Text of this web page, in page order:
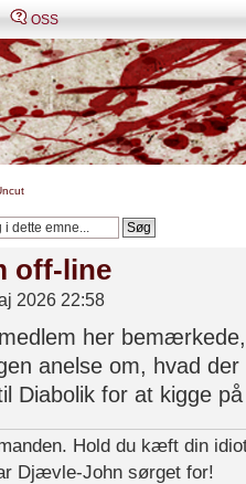
OSS
off-line
2026 22:58
her
anelse om, hvad
Diabolik for at kigge
Hold du kæft din
Djævle-John sørget for!